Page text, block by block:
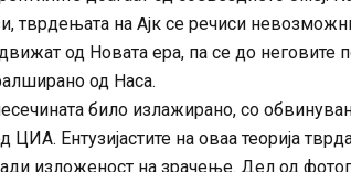
тврдењата на Ајк се речиси
од Новата ера, па се до
од Наса.
било излажирано, со
Ентузијастите на оваа теорија
изложеност на зрачење. Дел од